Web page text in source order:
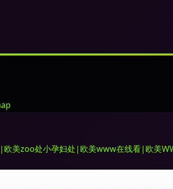
線”
美zoo处小孕妇处|欧美www在线看|欧美